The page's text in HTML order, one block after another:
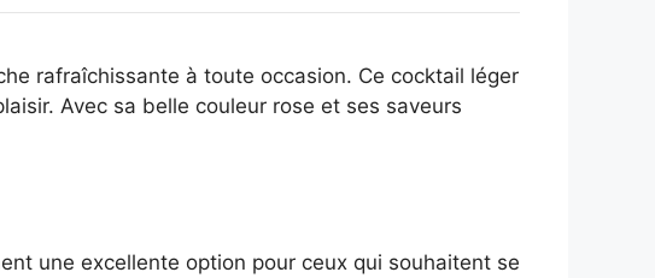
rafraîchissante à toute occasion. Ce cocktail léger
Avec sa belle couleur rose et ses saveurs
une excellente option pour ceux qui souhaitent se